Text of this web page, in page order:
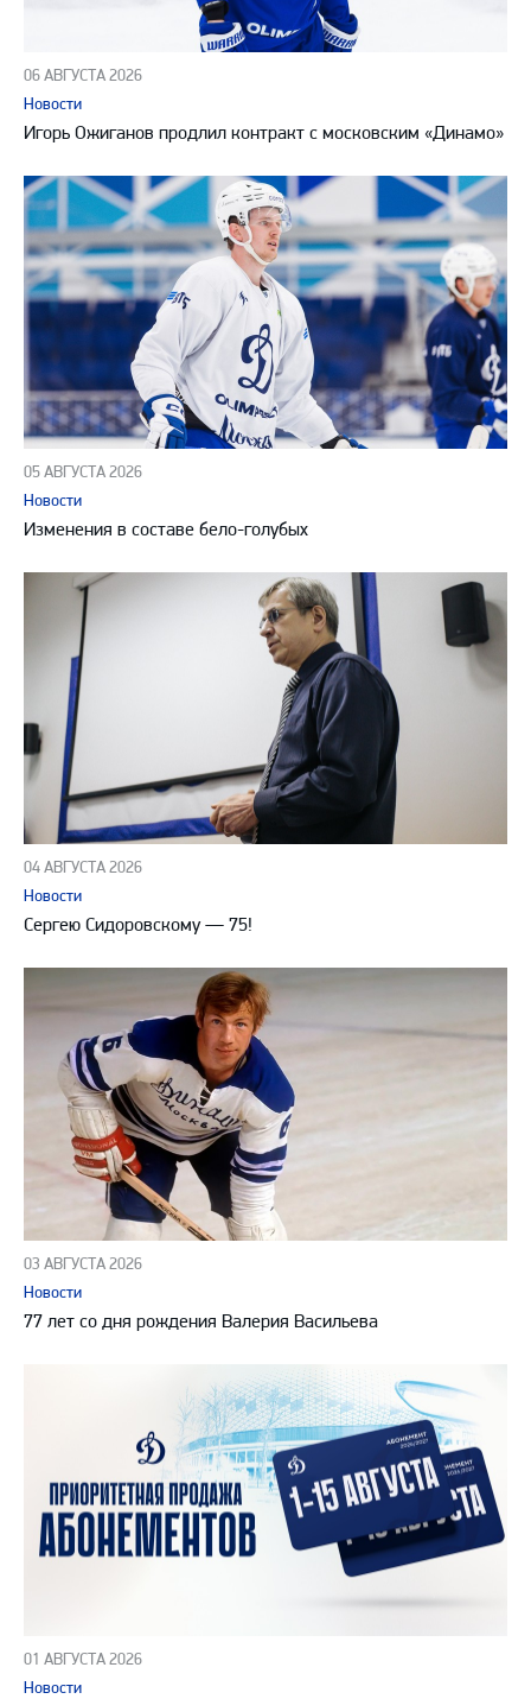
06 АВГУСТА 2026
Новости
Игорь Ожиганов продлил контракт с московским «Динамо»
05 АВГУСТА 2026
Новости
Изменения в составе бело-голубых
04 АВГУСТА 2026
Новости
Сергею Сидоровскому — 75!
03 АВГУСТА 2026
Новости
77 лет со дня рождения Валерия Васильева
01 АВГУСТА 2026
Новости